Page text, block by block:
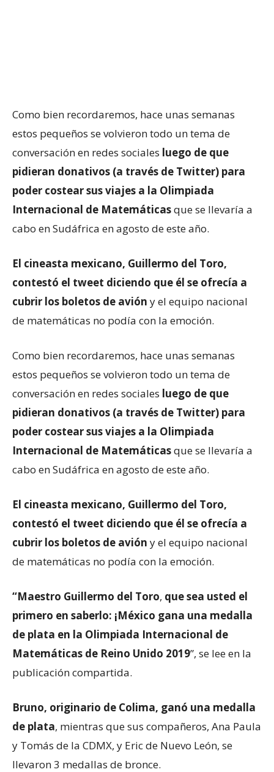
Como bien recordaremos, hace unas semanas
estos pequeños se volvieron todo un tema de
conversación en redes sociales luego de que
pidieran donativos (a través de Twitter) para
poder costear sus viajes a la Olimpiada
Internacional de Matemáticasque se llevaría a
cabo en Sudáfrica en agosto de este año.
El cineasta mexicano, Guillermo del Toro,
contestó el tweet diciendo que él se ofrecía a
cubrir los boletos de avión y el equipo nacional
de matemáticas no podía con la emoción.
Como bien recordaremos, hace unas semanas
estos pequeños se volvieron todo un tema de
conversación en redes sociales luego de que
pidieran donativos (a través de Twitter) para
poder costear sus viajes a la Olimpiada
Internacional de Matemáticasque se llevaría a
cabo en Sudáfrica en agosto de este año.
El cineasta mexicano, Guillermo del Toro,
contestó el tweet diciendo que él se ofrecía a
cubrir los boletos de avión y el equipo nacional
de matemáticas no podía con la emoción.
“Maestro Guillermo del Toro, que sea usted el
primero en saberlo: ¡México gana una medalla
de plata en la Olimpiada Internacional de
Matemáticas de Reino Unido 2019”, se lee en la
publicación compartida.
Bruno, originario de Colima, ganó una medalla
de plata, mientras que sus compañeros, Ana Paula
y Tomás de la CDMX, y Eric de Nuevo León, se
llevaron 3 medallas de bronce.